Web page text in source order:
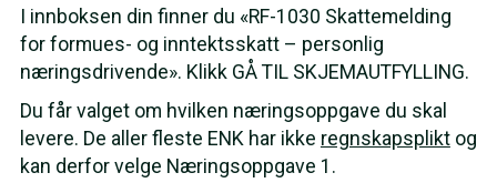
I innboksen din finner du «RF-1030 Skattemelding
for formues- og inntektsskatt – personlig
næringsdrivende». Klikk GÅ TIL SKJEMAUTFYLLING.
Du får valget om hvilken næringsoppgave du skal
levere. De aller fleste ENK har ikke regnskapspliktog
kan derfor velge Næringsoppgave 1.